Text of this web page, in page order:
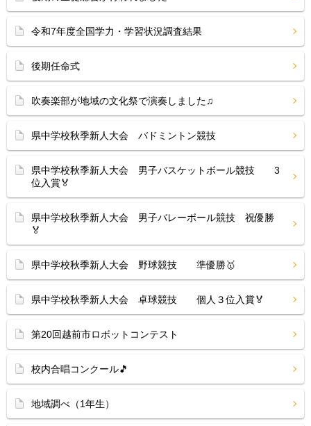
令和7年度全国学力・学習状況調査結果
後期任命式
吹奏楽部が地域の文化祭で演奏しました♫
県中学校秋季新人大会 バドミントン競技
県中学校秋季新人大会 男子バスケットボール競技 3
位入賞🏅
県中学校秋季新人大会 男子バレーボール競技 祝優勝
🏅
県中学校秋季新人大会 野球競技 準優勝🥇
県中学校秋季新人大会 卓球競技 個人３位入賞🏅
第20回越前市ロボットコンテスト
校内合唱コンクール🎵
地域調べ（1年生）